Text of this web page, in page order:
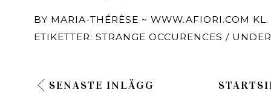
BY MARIA-THÉRÈSE ~ WWW.AFIORI.COM KL.
ETIKETTER: STRANGE OCCURENCES /
SENASTE INLÄGG